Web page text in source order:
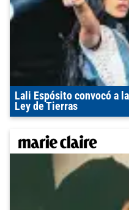
Lali Espósito convocó a
Ley de Tierras